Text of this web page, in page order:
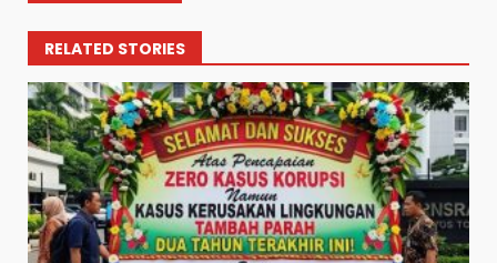
RELATED STORIES